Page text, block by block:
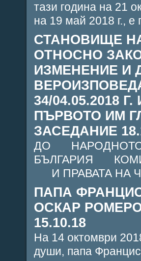
тази година на 21
на 19 май 2018 г., е
СТАНОВИЩЕ
ОТНОСНО
ИЗМЕНЕНИЕ И
34/04.05.2018
ПЪРВОТО ИМ
ЗАСЕДАНИЕ
ДО НАРОДНОТО
БЪЛГАРИЯ
И ПРАВАТА НА
ПАПА
ОСКАР
15.10.18
На 14 октомври
души, папа